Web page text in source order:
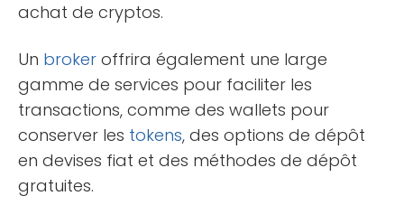
achat de cryptos.
Un broker offrira également une large
gamme de services pour faciliter les
transactions, comme des wallets pour
conserver les tokens, des options de dépôt
en devises fiat et des méthodes de dépôt
gratuites.